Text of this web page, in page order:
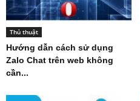
Thủ thuật
Hướng dẫn cách sử dụng
Zalo Chat trên web không
cần...